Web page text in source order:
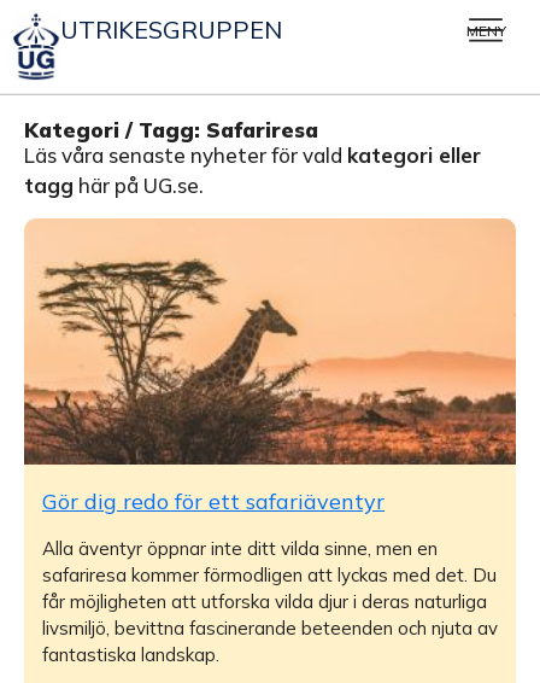
UTRIKESGRUPPEN MENY
Kategori / Tagg: Safariresa
Läs våra senaste nyheter för vald kategori eller
tagg här på UG.se.
Gör dig redo för ett safariäventyr
Alla äventyr öppnar inte ditt vilda sinne, men en
safariresa kommer förmodligen att lyckas med det. Du
får möjligheten att utforska vilda djur i deras naturliga
livsmiljö, bevittna fascinerande beteenden och njuta av
fantastiska landskap.